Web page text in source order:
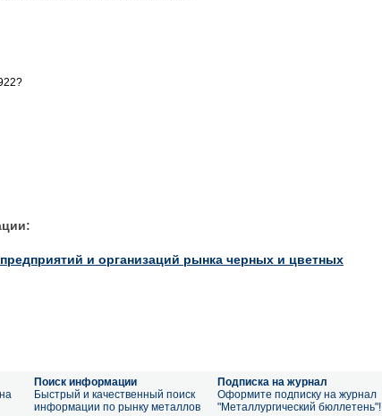
и организаций рынка черных и цветных
Поиск информации
Быстрый и качественный поиск
информации по рынку металлов
Подписка на журнал
Оформите подписку на журнал
"Металлургический бюллетень"!